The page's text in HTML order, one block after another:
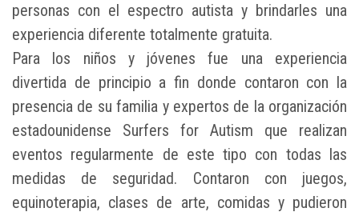
personas con el espectro autista y brindarles una
experiencia diferente totalmente gratuita.
Para los niños y jóvenes fue una experiencia
divertida de principio a fin donde contaron con la
presencia de su familia y expertos de la organización
estadounidense Surfers for Autism que realizan
eventos regularmente de este tipo con todas las
medidas de seguridad. Contaron con juegos,
equinoterapia, clases de arte, comidas y pudieron